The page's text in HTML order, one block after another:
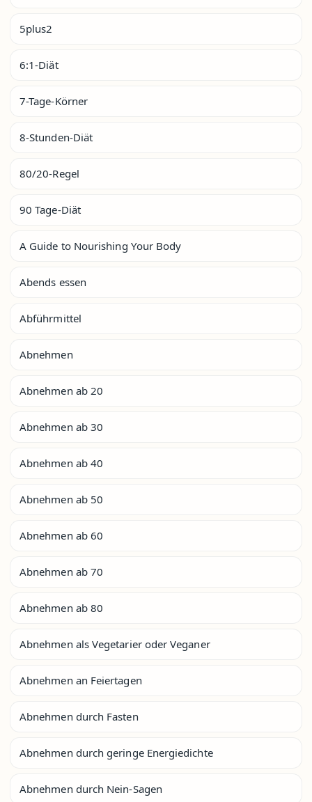
5plus2
6:1-Diät
7-Tage-Körner
8-Stunden-Diät
80/20-Regel
90 Tage-Diät
A Guide to Nourishing Your Body
Abends essen
Abführmittel
Abnehmen
Abnehmen ab 20
Abnehmen ab 30
Abnehmen ab 40
Abnehmen ab 50
Abnehmen ab 60
Abnehmen ab 70
Abnehmen ab 80
Abnehmen als Vegetarier oder Veganer
Abnehmen an Feiertagen
Abnehmen durch Fasten
Abnehmen durch geringe Energiedichte
Abnehmen durch Nein-Sagen